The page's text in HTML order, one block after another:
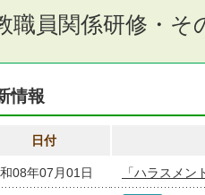
職員関係研修・そ
情報
日付
08年07月01日 「ハラスメン